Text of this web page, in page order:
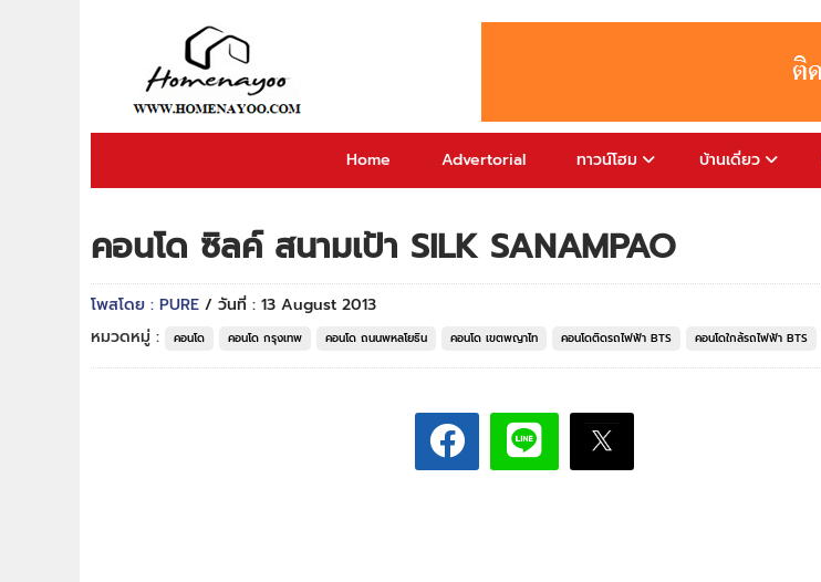
Home Advertorial ทาวน์โฮม บ้านเดี่ยว
คอนโด ซิลค์ สนามเป้า SILK SANAMPAO
โพสโดย : PURE / วันที่ : 13 August 2013
หมวดหมู่ :
คอนโด คอนโด กรุงเทพ คอนโด ถนนพหลโยธิน คอนโด เขตพญาไท คอนโดติดรถไฟฟ้า BTS คอนโดใกล้รถไฟฟ้า BTS